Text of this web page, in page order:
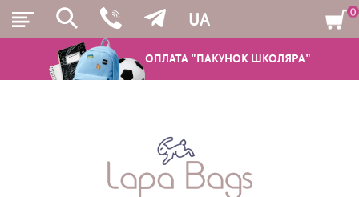
ОПЛАТА "ПАКУНОК ШКОЛЯРА"
UA
ШКІЛЬНІ РЮКЗАКИ ТА РАНЦІ
0